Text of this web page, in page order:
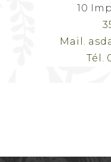
10
Mail.
Tél.